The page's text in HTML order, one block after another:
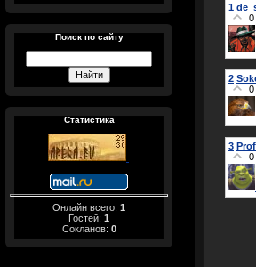
Поиск по сайту
Статистика
Онлайн всего: 1
Гостей: 1
Сокланов: 0
1
0
2
0
3
0